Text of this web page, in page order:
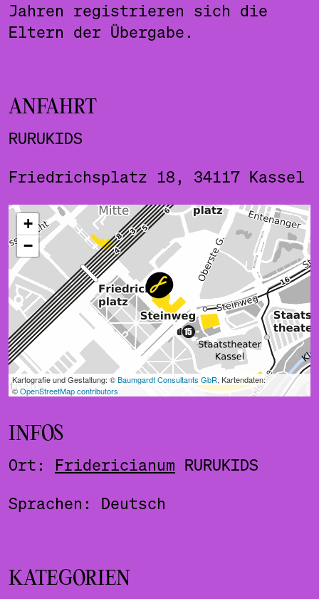
Jahren registrieren sich die
Eltern der Übergabe.
ANFAHRT
RURUKIDS
Friedrichsplatz 18, 34117 Kassel
ˇ
INFOS
Ort: Fridericianum RURUKIDS
Sprachen: Deutsch
KATEGORIEN